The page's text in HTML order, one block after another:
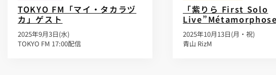
TOKYO FM「マイ・タカラヅ
カ」ゲスト
2025年9月3日(水)
TOKYO FM 17:00配信
「紫りら First Solo
2025年10月13日(月・祝)
青山 RizM